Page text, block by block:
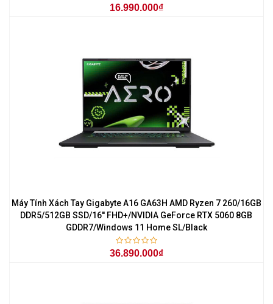
16.990.000₫
Máy Tính Xách Tay Gigabyte A16 GA63H AMD Ryzen 7 260/16GB
DDR5/512GB SSD/16'' FHD+/NVIDIA GeForce RTX 5060 8GB
GDDR7/Windows 11 Home SL/Black
36.890.000₫